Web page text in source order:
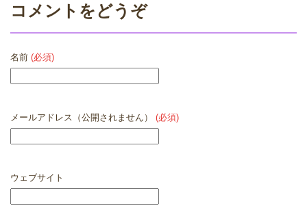
コメントをどうぞ
名前 (必須)
メールアドレス（公開されません） (必須)
ウェブサイト